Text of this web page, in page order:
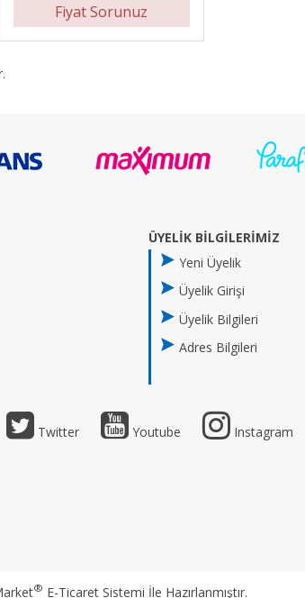
Fiyat Sorunuz
ÜYELİK BİLGİLERİMİZ
Yeni Üyelik
Üyelik Girişi
Üyelik Bilgileri
Adres Bilgileri
Twitter Youtube Instagram
® E-Ticaret Sistemi İle Hazırlanmıştır.